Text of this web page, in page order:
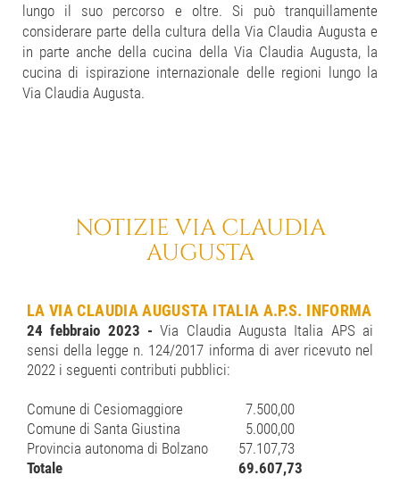
lungo il suo percorso e oltre. Si può tranquillamente
considerare parte della cultura della Via Claudia Augusta e
in parte anche della cucina della Via Claudia Augusta, la
cucina di ispirazione internazionale delle regioni lungo la
Via Claudia Augusta.
NOTIZIE VIA CLAUDIA
AUGUSTA
LA VIA CLAUDIA AUGUSTA ITALIA A.P.S. INFORMA
24 febbraio 2023 -Via Claudia Augusta Italia APS ai
sensi della legge n. 124/2017 informa di aver ricevuto nel
2022 i seguenti contributi pubblici:
Comune di Cesiomaggiore
7.500,00
Comune di Santa Giustina
5.000,00
Provincia autonoma di Bolzano
57.107,73
Totale
69.607,73